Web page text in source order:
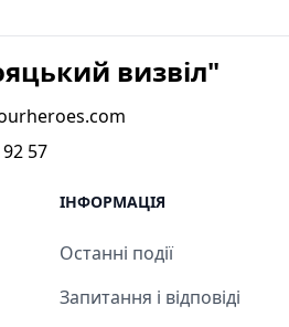
визвіл"
57
ІНФОРМАЦІЯ
Останні події
Запитання і відповіді